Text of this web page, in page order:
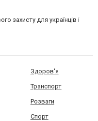
захисту для українців і
Здоров'я
Транспорт
Розваги
Спорт